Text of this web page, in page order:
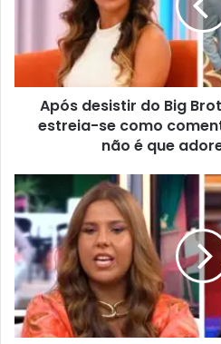
Após desistir do Big
estreia-se como
não é que